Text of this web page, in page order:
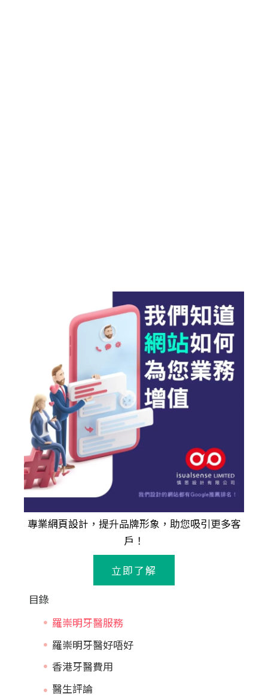
專業網頁設計 ，提升品牌形象，助您吸引更多客
戶！
立即了解
目錄
羅崇明牙醫服務
羅崇明牙醫好唔好
香港牙醫費用